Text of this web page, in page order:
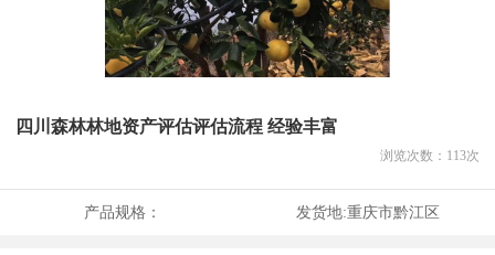
四川森林林地资产评估评估流程 经验丰富
浏览次数： 113次
产品规格： 发货地:重庆市黔江区